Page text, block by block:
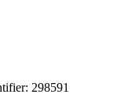
298591